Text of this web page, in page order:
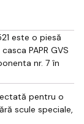
este o piesă
PAPR GVS
nr. 7 în
pentru o
scule speciale,